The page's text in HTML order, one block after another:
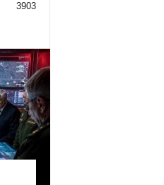
3903